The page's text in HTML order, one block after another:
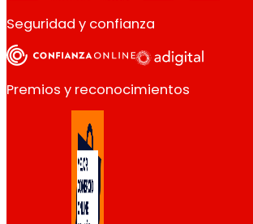
Seguridad y confianza
Premios y reconocimientos